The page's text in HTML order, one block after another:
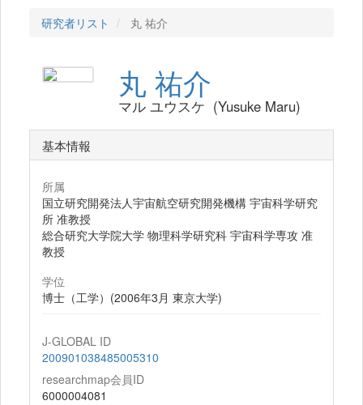
研究者リスト 丸 祐介
丸 祐介
マル ユウスケ (Yusuke Maru)
基本情報
所属
国立研究開発法人宇宙航空研究開発機構 宇宙科学研究
所 准教授
総合研究大学院大学 物理科学研究科 宇宙科学専攻 准
教授
学位
博士（工学）(2006年3月 東京大学)
J-GLOBAL ID
200901038485005310
researchmap会員ID
6000004081